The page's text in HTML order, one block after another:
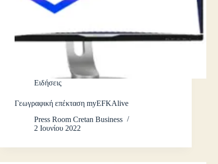
Ειδήσεις
Γεωγραφική επέκταση myEFKAlive
Press Room Cretan Business
2 Ιουνίου 2022